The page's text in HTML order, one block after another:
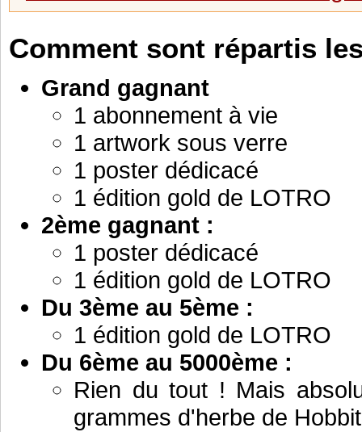
Comment sont répartis
Grand gagnant
1 abonnement à vie
1 artwork sous verre
1 poster dédicacé
1 édition gold de LOTRO
2ème gagnant :
1 poster dédicacé
1 édition gold de LOTRO
Du 3ème au 5ème :
1 édition gold de LOTRO
Du 6ème au 5000ème :
Rien du tout ! Mais
grammes d'herbe de